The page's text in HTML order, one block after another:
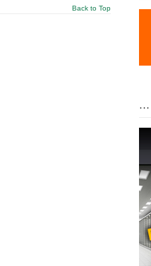
Back to Top
…